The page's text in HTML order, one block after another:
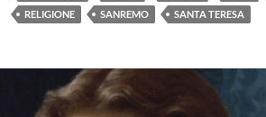
RELIGIONE
SANREMO SANTA TERESA